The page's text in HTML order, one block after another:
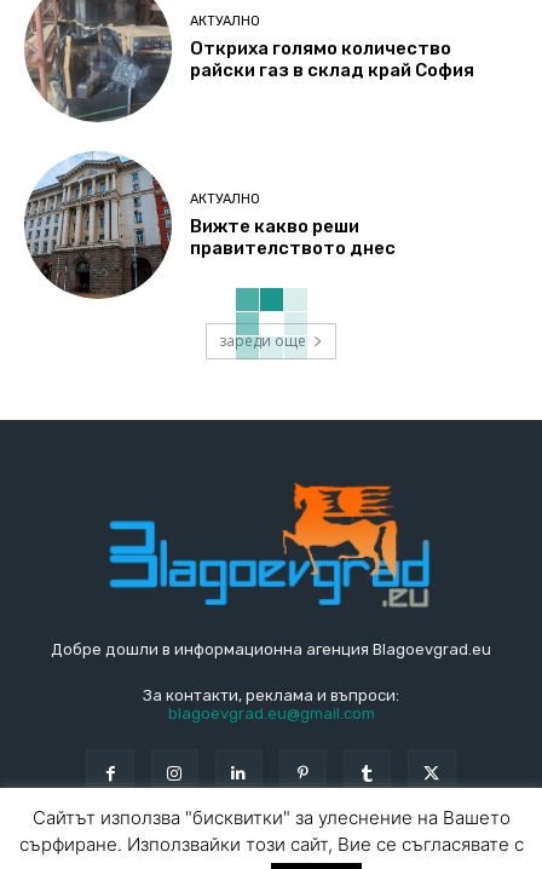
АКТУАЛНО
Откриха голямо количество
райски газ в склад край София
АКТУАЛНО
Вижте какво реши
правителството днес
зареди още
Добре дошли в информационна агенция Blagoevgrad.eu
За контакти, реклама и въпроси:
blagoevgrad.eu@gmail.com
Сайтът използва "бисквитки" за улеснение на Вашето
сърфиране. Използвайки този сайт, Вие се съгласявате с